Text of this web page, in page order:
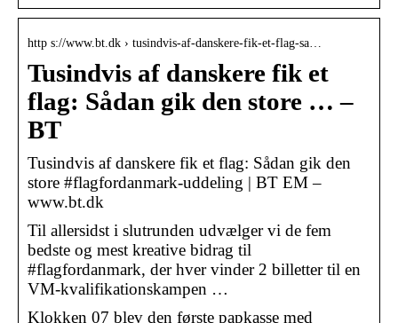
http s://www.bt.dk › tusindvis-af-danskere-fik-et-flag-sa…
Tusindvis af danskere fik et
flag: Sådan gik den store … –
BT
Tusindvis af danskere fik et flag: Sådan gik den
store #flagfordanmark-uddeling | BT EM –
www.bt.dk
Til allersidst i slutrunden udvælger vi de fem
bedste og mest kreative bidrag til
#flagfordanmark, der hver vinder 2 billetter til en
VM-kvalifikationskampen …
Klokken 07 blev den første papkasse med